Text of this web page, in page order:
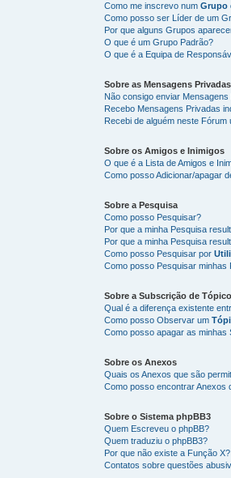
Como me inscrevo num Grupo
Como posso ser Líder de um
Por que alguns Grupos
O que é um Grupo Padrão?
O que é a Equipa de
Sobre as Mensagens Privadas
Não consigo enviar Mensagens
Recebo Mensagens Privadas
Recebi de alguém neste
Sobre os Amigose Inimigos
O que é a Lista de Amigos e
Como posso Adicionar/apagar
Sobre a Pesquisa
Como posso Pesquisar?
Por que a minha Pesquisa
Por que a minha Pesquisa
Como posso Pesquisar por
Como posso Pesquisar
Sobre a Subscrição de
Qual é a diferença existente
Como posso Observar um
Como posso apagar as minhas
Sobre os Anexos
Quais os Anexos que são
Como posso encontrar Anexos
Sobre o Sistema phpBB3
Quem Escreveu o phpBB?
Quem traduziu o phpBB3?
Por que não existe a Função X?
Contatos sobre questões